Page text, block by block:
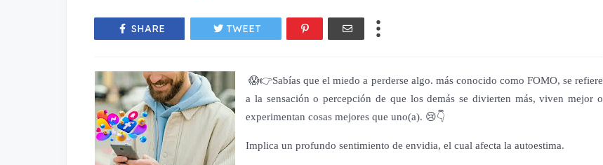
SHARE TWEET
😱👉Sabías que el miedo a perderse algo. más conocido como FOMO, se refiere
a la sensación o percepción de que los demás se divierten más, viven mejor o
experimentan cosas mejores que uno(a). 😢👇
Implica un profundo sentimiento de envidia, el cual afecta la autoestima.